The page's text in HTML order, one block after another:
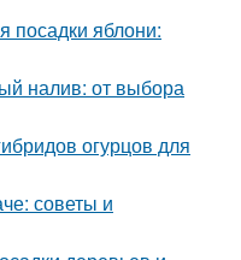
посадки яблони:
налив: от выбора
огурцов для
советы и